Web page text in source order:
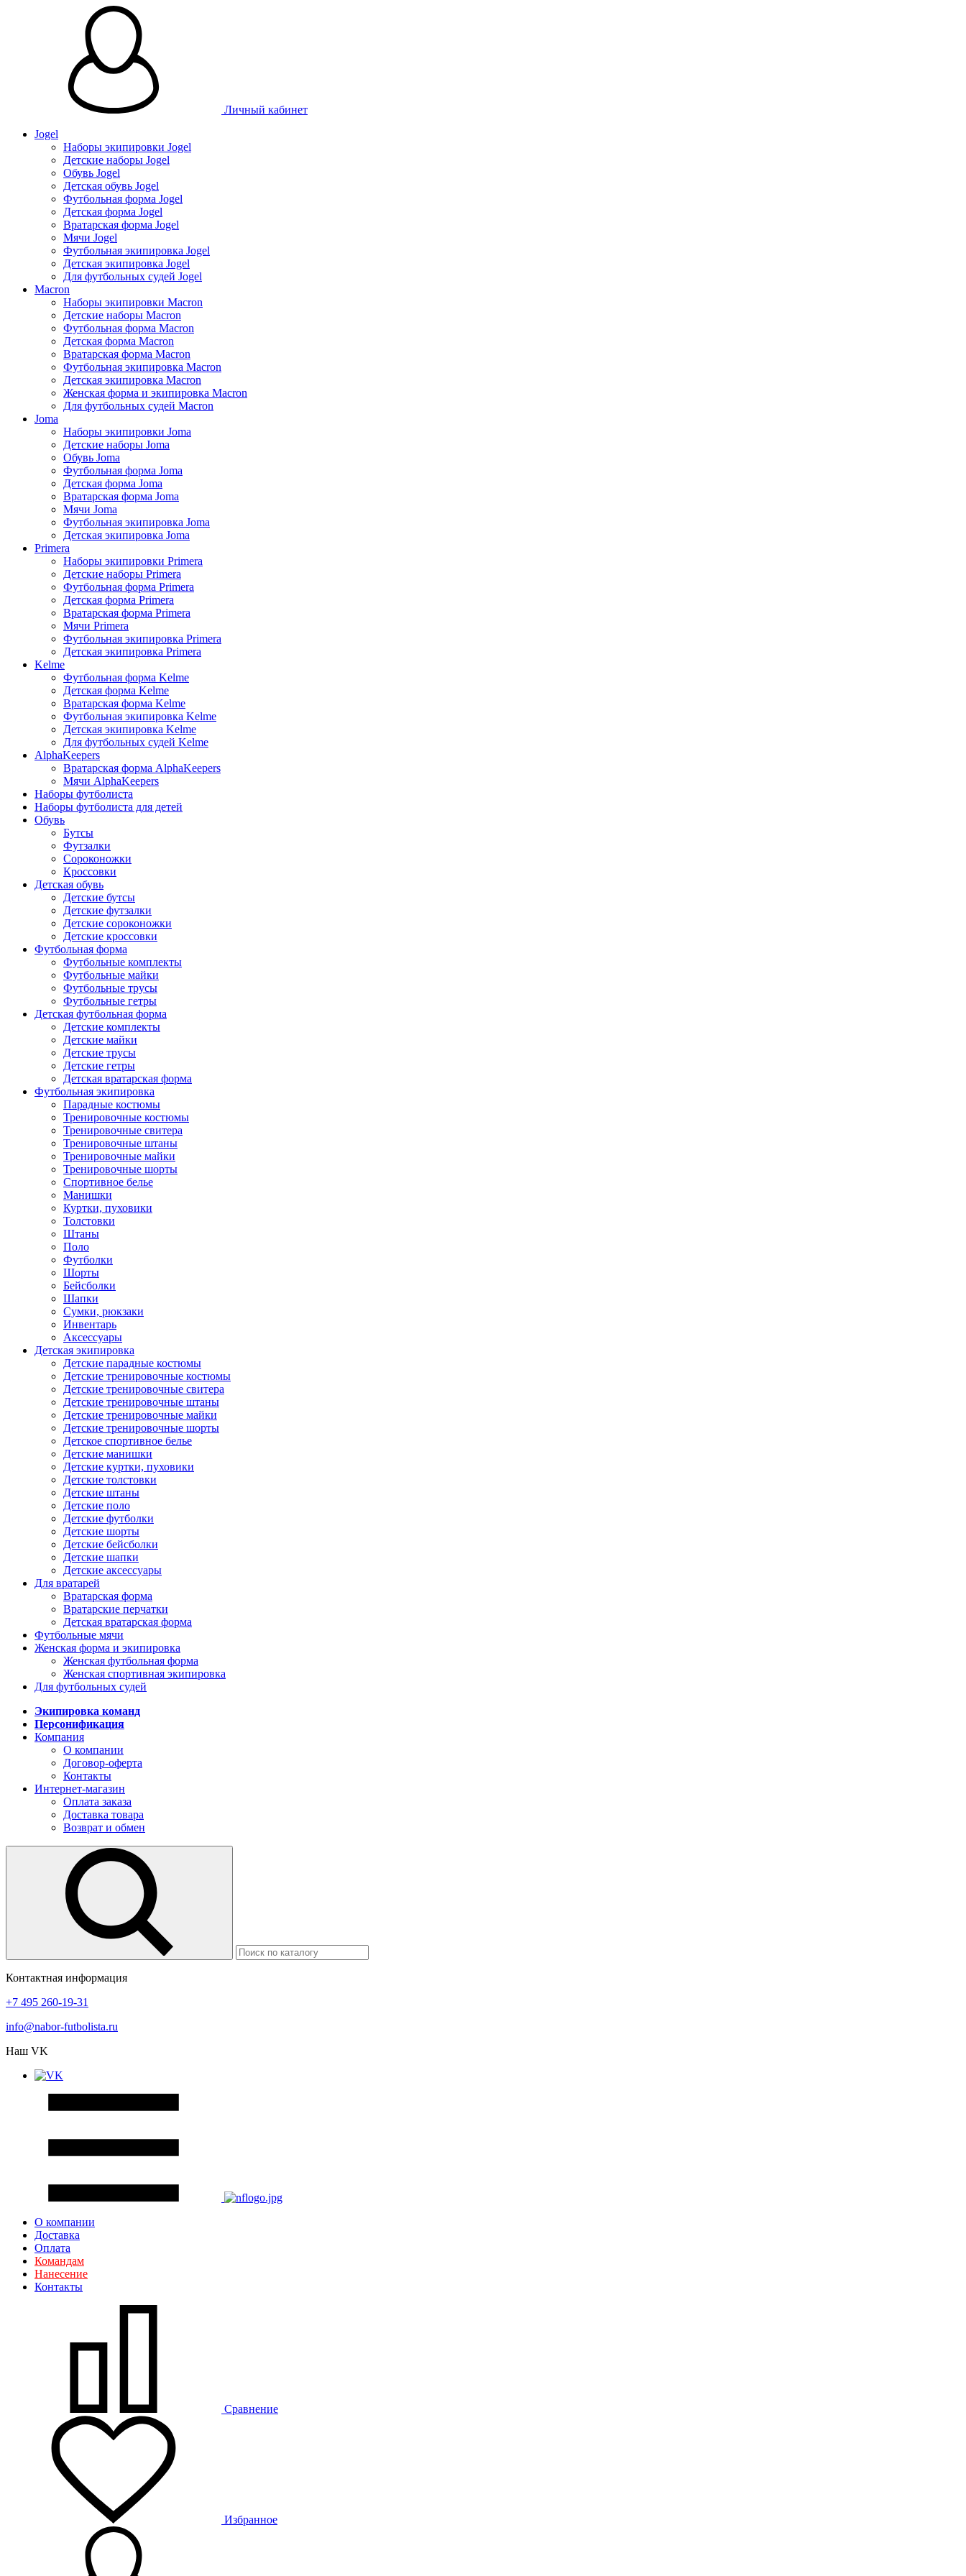
Личный кабинет
Jogel
Наборы экипировки Jogel
Детские наборы Jogel
Обувь Jogel
Детская обувь Jogel
Футбольная форма Jogel
Детская форма Jogel
Вратарская форма Jogel
Мячи Jogel
Футбольная экипировка Jogel
Детская экипировка Jogel
Для футбольных судей Jogel
Macron
Наборы экипировки Macron
Детские наборы Macron
Футбольная форма Macron
Детская форма Macron
Вратарская форма Macron
Футбольная экипировка Macron
Детская экипировка Macron
Женская форма и экипировка Macron
Для футбольных судей Macron
Joma
Наборы экипировки Joma
Детские наборы Joma
Обувь Joma
Футбольная форма Joma
Детская форма Joma
Вратарская форма Joma
Мячи Joma
Футбольная экипировка Joma
Детская экипировка Joma
Primera
Наборы экипировки Primera
Детские наборы Primera
Футбольная форма Primera
Детская форма Primera
Вратарская форма Primera
Мячи Primera
Футбольная экипировка Primera
Детская экипировка Primera
Kelme
Футбольная форма Kelme
Детская форма Kelme
Вратарская форма Kelme
Футбольная экипировка Kelme
Детская экипировка Kelme
Для футбольных судей Kelme
AlphaKeepers
Вратарская форма AlphaKeepers
Мячи AlphaKeepers
Наборы футболиста
Наборы футболиста для детей
Обувь
Бутсы
Футзалки
Сороконожки
Кроссовки
Детская обувь
Детские бутсы
Детские футзалки
Детские сороконожки
Детские кроссовки
Футбольная форма
Футбольные комплекты
Футбольные майки
Футбольные трусы
Футбольные гетры
Детская футбольная форма
Детские комплекты
Детские майки
Детские трусы
Детские гетры
Детская вратарская форма
Футбольная экипировка
Парадные костюмы
Тренировочные костюмы
Тренировочные свитера
Тренировочные штаны
Тренировочные майки
Тренировочные шорты
Спортивное белье
Манишки
Куртки, пуховики
Толстовки
Штаны
Поло
Футболки
Шорты
Бейсболки
Шапки
Сумки, рюкзаки
Инвентарь
Аксессуары
Детская экипировка
Детские парадные костюмы
Детские тренировочные костюмы
Детские тренировочные свитера
Детские тренировочные штаны
Детские тренировочные майки
Детские тренировочные шорты
Детское спортивное белье
Детские манишки
Детские куртки, пуховики
Детские толстовки
Детские штаны
Детские поло
Детские футболки
Детские шорты
Детские бейсболки
Детские шапки
Детские аксессуары
Для вратарей
Вратарская форма
Вратарские перчатки
Детская вратарская форма
Футбольные мячи
Женская форма и экипировка
Женская футбольная форма
Женская спортивная экипировка
Для футбольных судей
Экипировка команд
Персонификация
Компания
О компании
Договор-оферта
Контакты
Интернет-магазин
Оплата заказа
Доставка товара
Возврат и обмен
Контактная информация
+7 495 260-19-31
info@nabor-futbolista.ru
Наш VK
О компании
Доставка
Оплата
Командам
Нанесение
Контакты
Сравнение
Избранное